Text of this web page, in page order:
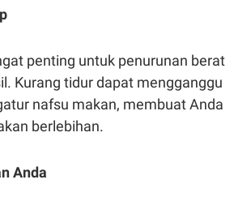
penting untuk penurunan berat
Kurang tidur dapat mengganggu
nafsu makan, membuat Anda
berlebihan.
Anda